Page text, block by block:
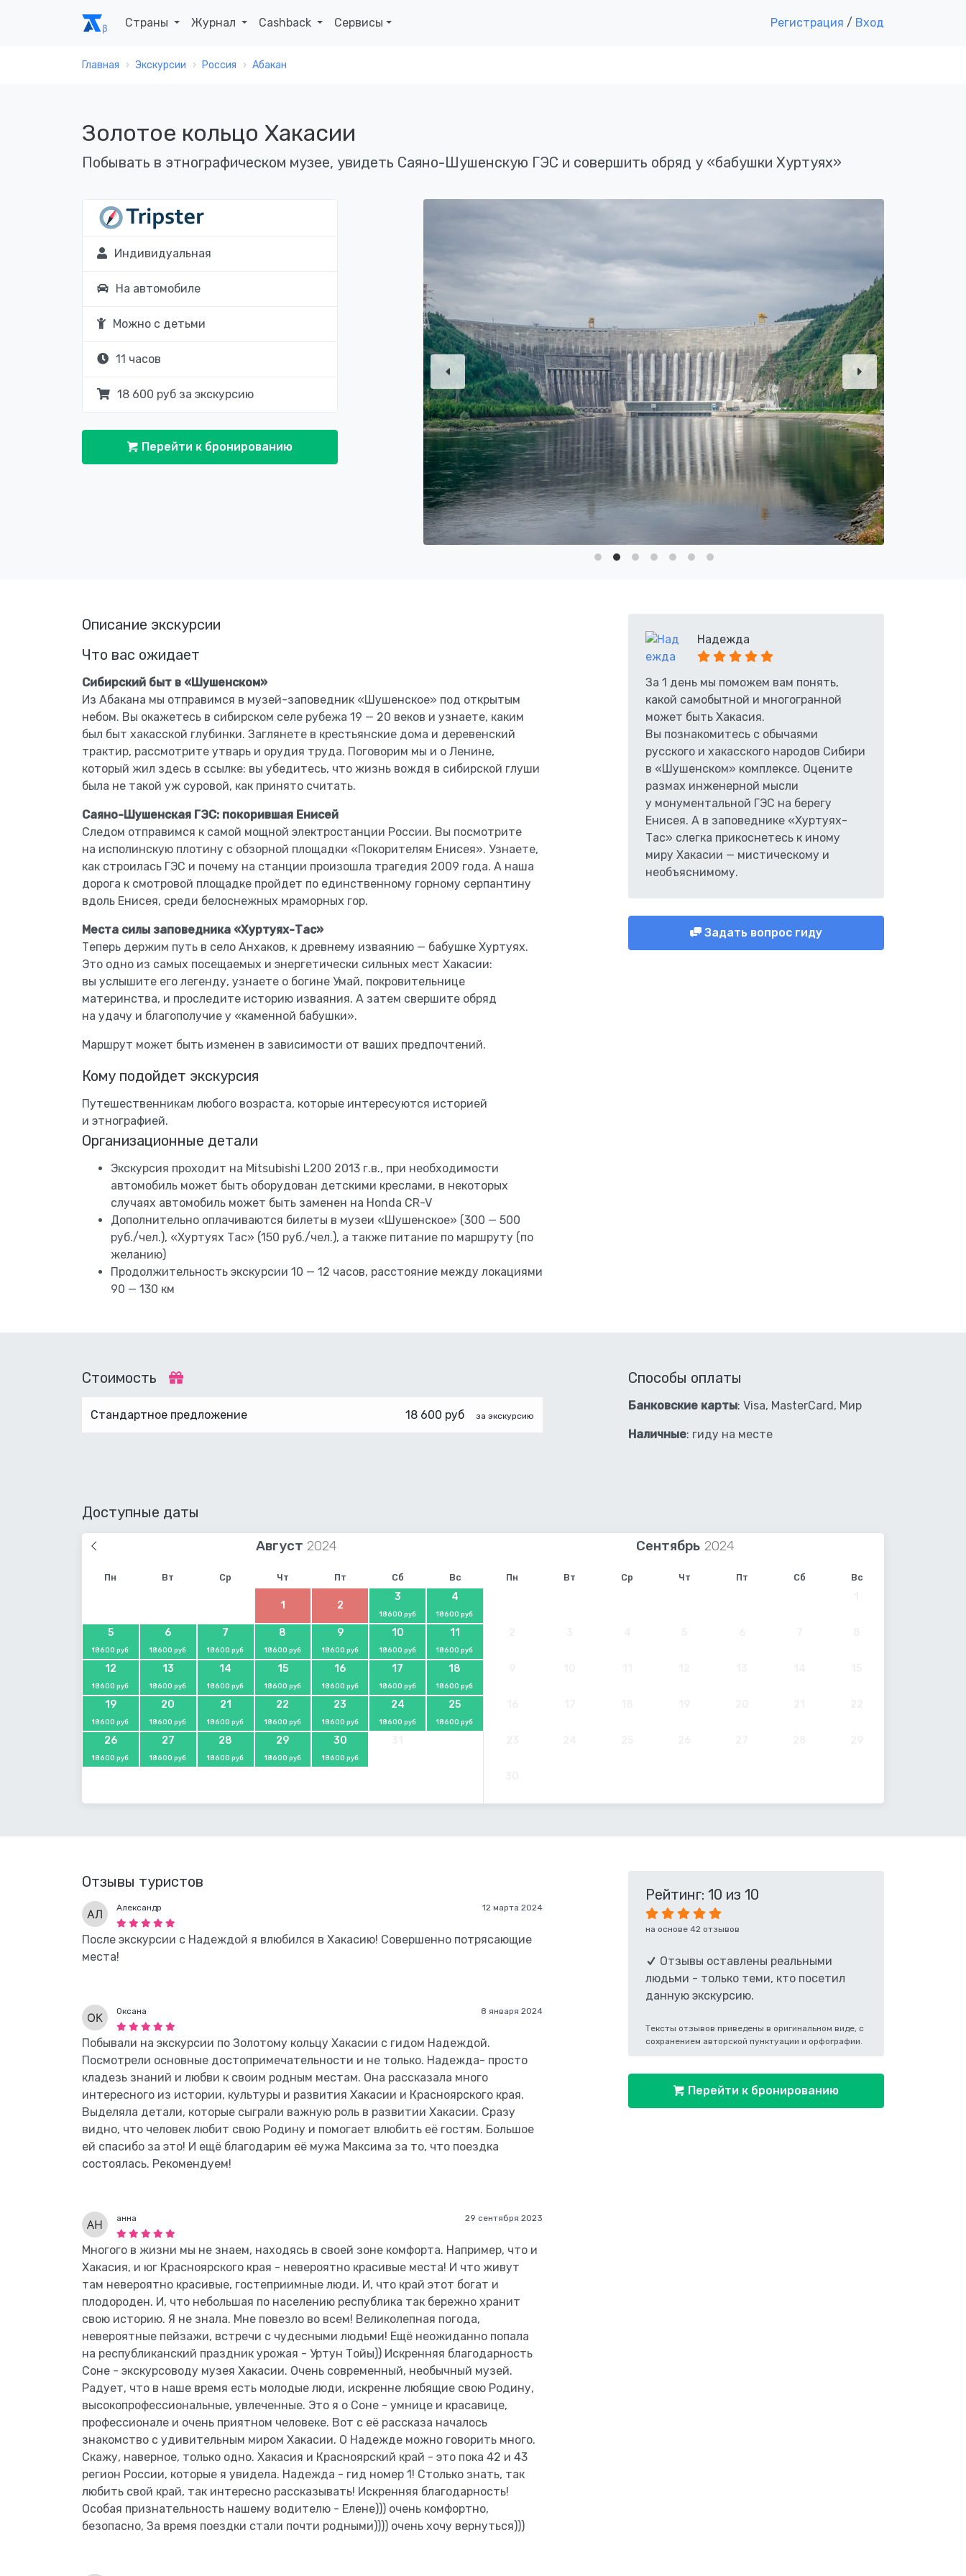
Страны Журнал Cashback Сервисы Регистрация / Вход
Главная Экскурсии Россия Абакан
Золотое кольцо Хакасии
Побывать в этнографическом музее, увидеть Саяно-Шушенскую ГЭС и совершить обряд у «бабушки Хуртуях»
Индивидуальная
На автомобиле
Можно с детьми
11 часов
18 600 руб за экскурсию
Перейти к бронированию
Описание экскурсии
Что вас ожидает
Сибирский быт в «Шушенском»
Из Абакана мы отправимся в музей-заповедник «Шушенское» под открытым
небом. Вы окажетесь в сибирском селе рубежа 19 — 20 веков и узнаете, каким
был быт хакасской глубинки. Заглянете в крестьянские дома и деревенский
трактир, рассмотрите утварь и орудия труда. Поговорим мы и о Ленине,
который жил здесь в ссылке: вы убедитесь, что жизнь вождя в сибирской глуши
была не такой уж суровой, как принято считать.
Саяно-Шушенская ГЭС: покорившая Енисей
Следом отправимся к самой мощной электростанции России. Вы посмотрите
на исполинскую плотину с обзорной площадки «Покорителям Енисея». Узнаете,
как строилась ГЭС и почему на станции произошла трагедия 2009 года. А наша
дорога к смотровой площадке пройдет по единственному горному серпантину
вдоль Енисея, среди белоснежных мраморных гор.
Места силы заповедника «Хуртуях-Тас»
Теперь держим путь в село Анхаков, к древнему изваянию — бабушке Хуртуях.
Это одно из самых посещаемых и энергетически сильных мест Хакасии:
вы услышите его легенду, узнаете о богине Умай, покровительнице
материнства, и проследите историю изваяния. А затем свершите обряд
на удачу и благополучие у «каменной бабушки».
Маршрут может быть изменен в зависимости от ваших предпочтений.
Кому подойдет экскурсия
Путешественникам любого возраста, которые интересуются историей
и этнографией.
Организационные детали
Экскурсия проходит на Mitsubishi L200 2013 г.в., при необходимости
автомобиль может быть оборудован детскими креслами, в некоторых
случаях автомобиль может быть заменен на Honda CR-V
Дополнительно оплачиваются билеты в музеи «Шушенское» (300 — 500
руб./чел.), «Хуртуях Тас» (150 руб./чел.), а также питание по маршруту (по
желанию)
Продолжительность экскурсии 10 — 12 часов, расстояние между локациями
90 — 130 км
Надежда
За 1 день мы поможем вам понять,
какой самобытной и многогранной
может быть Хакасия.
Вы познакомитесь с обычаями
русского и хакасского народов Сибири
в «Шушенском» комплексе. Оцените
размах инженерной мысли
у монументальной ГЭС на берегу
Енисея. А в заповеднике «Хуртуях-
Тас» слегка прикоснетесь к иному
миру Хакасии — мистическому и
необъяснимому.
Задать вопрос гиду
Стоимость
Стандартное предложение 18 600 руб за экскурсию
Способы оплаты
Банковские карты: Visa, MasterCard, Мир
Наличные: гиду на месте
Доступные даты
Август Сентябрь
Пн Вт Ср Чт Пт Сб Вс Пн Вт Ср Чт Пт Сб Вс
1 2
3
18600 руб
4
18600 руб
5
18600 руб
6
18600 руб
7
18600 руб
8
18600 руб
9
18600 руб
10
18600 руб
11
18600 руб
12
18600 руб
13
18600 руб
14
18600 руб
15
18600 руб
16
18600 руб
17
18600 руб
18
18600 руб
19
18600 руб
20
18600 руб
21
18600 руб
22
18600 руб
23
18600 руб
24
18600 руб
25
18600 руб
26
18600 руб
27
18600 руб
28
18600 руб
29
18600 руб
30
18600 руб
Отзывы туристов
12 марта 2024
Александр
После экскурсии с Надеждой я влюбился в Хакасию! Совершенно потрясающие
места!
8 января 2024
Оксана
Побывали на экскурсии по Золотому кольцу Хакасии с гидом Надеждой.
Посмотрели основные достопримечательности и не только. Надежда- просто
кладезь знаний и любви к своим родным местам. Она рассказала много
интересного из истории, культуры и развития Хакасии и Красноярского края.
Выделяла детали, которые сыграли важную роль в развитии Хакасии. Сразу
видно, что человек любит свою Родину и помогает влюбить её гостям. Большое
ей спасибо за это! И ещё благодарим её мужа Максима за то, что поездка
состоялась. Рекомендуем!
29 сентября 2023
анна
Многого в жизни мы не знаем, находясь в своей зоне комфорта. Например, что и
Хакасия, и юг Красноярского края - невероятно красивые места! И что живут
там невероятно красивые, гостеприимные люди. И, что край этот богат и
плодороден. И, что небольшая по населению республика так бережно хранит
свою историю. Я не знала. Мне повезло во всем! Великолепная погода,
невероятные пейзажи, встречи с чудесными людьми! Ещё неожиданно попала
на республиканский праздник урожая - Уртун Тойы)) Искренняя благодарность
Соне - экскурсоводу музея Хакасии. Очень современный, необычный музей.
Радует, что в наше время есть молодые люди, искренне любящие свою Родину,
высокопрофессиональные, увлеченные. Это я о Соне - умнице и красавице,
профессионале и очень приятном человеке. Вот с её рассказа началось
знакомство с удивительным миром Хакасии. О Надежде можно говорить много.
Скажу, наверное, только одно. Хакасия и Красноярский край - это пока 42 и 43
регион России, которые я увидела. Надежда - гид номер 1! Столько знать, так
любить свой край, так интересно рассказывать! Искренняя благодарность!
Особая признательность нашему водителю - Елене))) очень комфортно,
безопасно, За время поездки стали почти родными)))) очень хочу вернуться)))
Рейтинг: 10 из 10
на основе 42 отзывов
Отзывы оставлены реальными
людьми - только теми, кто посетил
данную экскурсию.
Тексты отзывов приведены в оригинальном виде, с
сохранением авторской пунктуации и орфографии.
Перейти к бронированию